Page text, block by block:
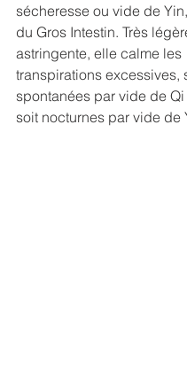
sécheresse ou vide de
du Gros Intestin. Très
astringente, elle calme les
transpirations excessives,
spontanées par vide de
soit nocturnes par vide de